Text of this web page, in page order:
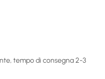
tempo di consegna 2-3